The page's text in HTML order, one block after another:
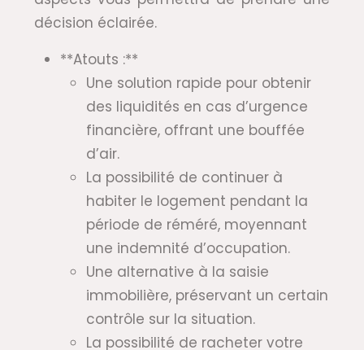
décision éclairée.
**Atouts :**
Une solution rapide pour obtenir
des liquidités en cas d’urgence
financière, offrant une bouffée
d’air.
La possibilité de continuer à
habiter le logement pendant la
période de réméré, moyennant
une indemnité d’occupation.
Une alternative à la saisie
immobilière, préservant un certain
contrôle sur la situation.
La possibilité de racheter votre